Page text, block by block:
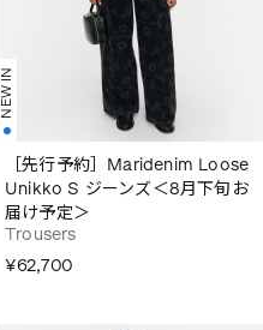
NEW IN
［先行予約］Maridenim Loose
Unikko S ジーンズ＜8月下旬お
届け予定＞
Trousers
¥62,700